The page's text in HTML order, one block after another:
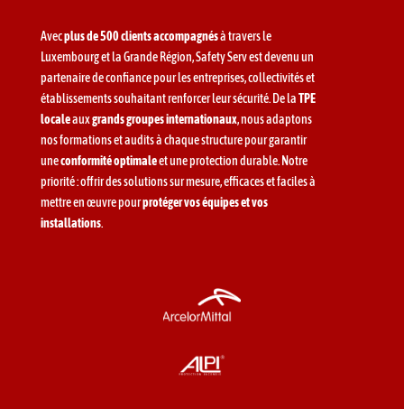
Avecplus de 500 clients accompagnésà travers le
Luxembourg et la Grande Région, Safety Serv est devenu un
partenaire de confiance pour les entreprises, collectivités et
établissements souhaitant renforcer leur sécurité. De laTPE
localeauxgrands groupes internationaux, nous adaptons
nos formations et audits à chaque structure pour garantir
uneconformité optimaleet une protection durable. Notre
priorité : offrir des solutions sur mesure, efficaces et faciles à
mettre en œuvre pourprotéger vos équipes et vos
installations.